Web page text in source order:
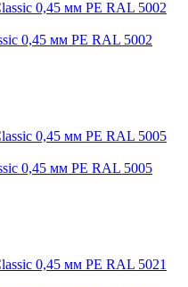
0,45 мм PE RAL 5002
0,45 мм PE RAL 5005